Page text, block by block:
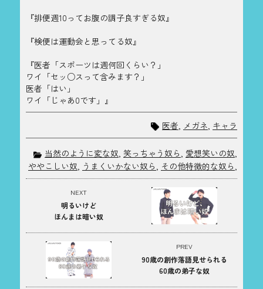
『排便週10ってお腹の調子良すぎる奴』
『検便は運動会と思ってる奴』
『医者「スポーツは週何回くらい？」
ワイ「セッ○スって含みます？」
医者「はい」
ワイ「じゃあ0です」』
医者 メガネ キャラ
当然のように変な奴, 笑っちゃう奴ら, 愛想笑いの奴,
ややこしい奴, うまくいかない奴ら, その他特徴的な奴ら,
PREV
90歳の創作落語見せられる
60歳の弟子な奴
NEXT
明るいけど
ほんまは暗い奴